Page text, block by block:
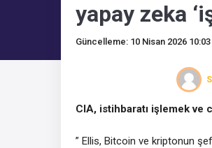
yapay zeka
Güncelleme: 10 Nisan 2026 10:03
CIA, istihbaratı işlemek ve
” Ellis, Bitcoin ve kriptonun